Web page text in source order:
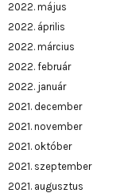
2022. május
2022. április
2022. március
2022. február
2022. január
2021. december
2021. november
2021. október
2021. szeptember
2021. augusztus